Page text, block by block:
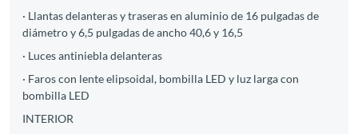
· Llantas delanteras y traseras en aluminio de 16 pulgadas de
diámetro y 6,5 pulgadas de ancho 40,6 y 16,5
· Luces antiniebla delanteras
· Faros con lente elipsoidal, bombilla LED y luz larga con
bombilla LED
INTERIOR